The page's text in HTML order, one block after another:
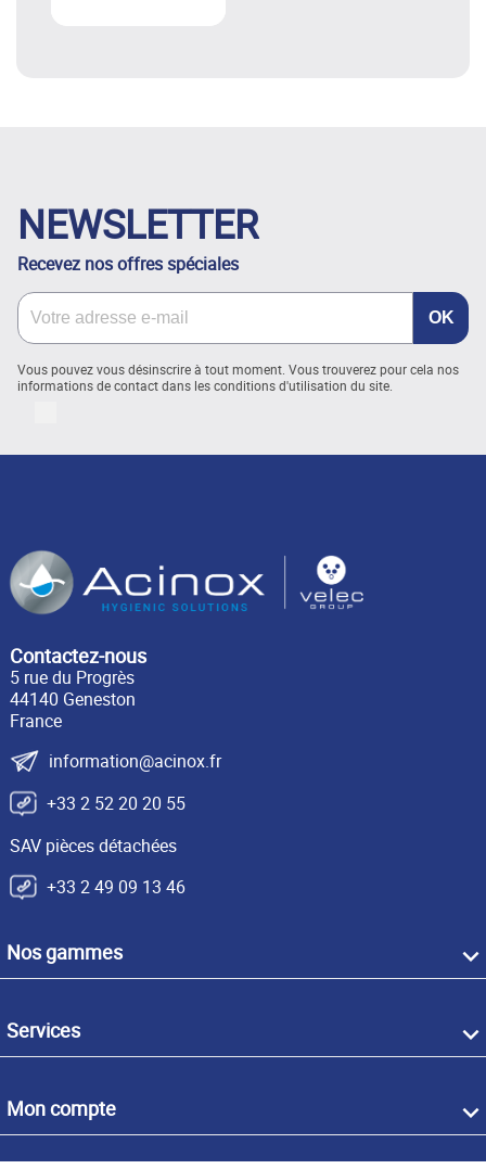
NEWSLETTER
Recevez nos offres spéciales
Vous pouvez vous désinscrire à tout moment. Vous trouverez pour cela nos
informations de contact dans les conditions d'utilisation du site.
Contactez-nous
5 rue du Progrès
44140 Geneston
France
information@acinox.fr
+33 2 52 20 20 55
SAV pièces détachées
+33 2 49 09 13 46
Nos gammes
Services
Mon compte